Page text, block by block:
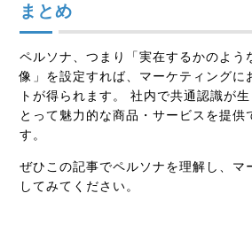
まとめ
ペルソナ、つまり「実在するかのよう
像」を設定すれば、マーケティングに
トが得られます。 社内で共通認識が
とって魅力的な商品・サービスを提供
す。
ぜひこの記事でペルソナを理解し、マ
してみてください。